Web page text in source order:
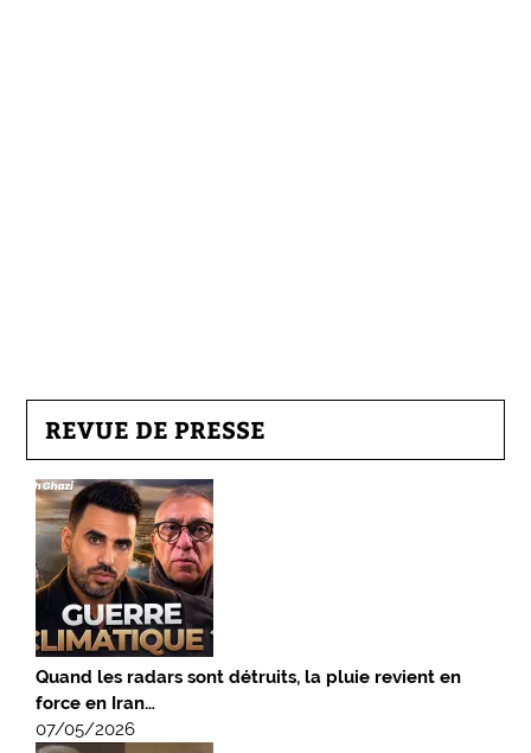
REVUE DE PRESSE
Quand les radars sont détruits, la pluie revient en
force en Iran…
07/05/2026